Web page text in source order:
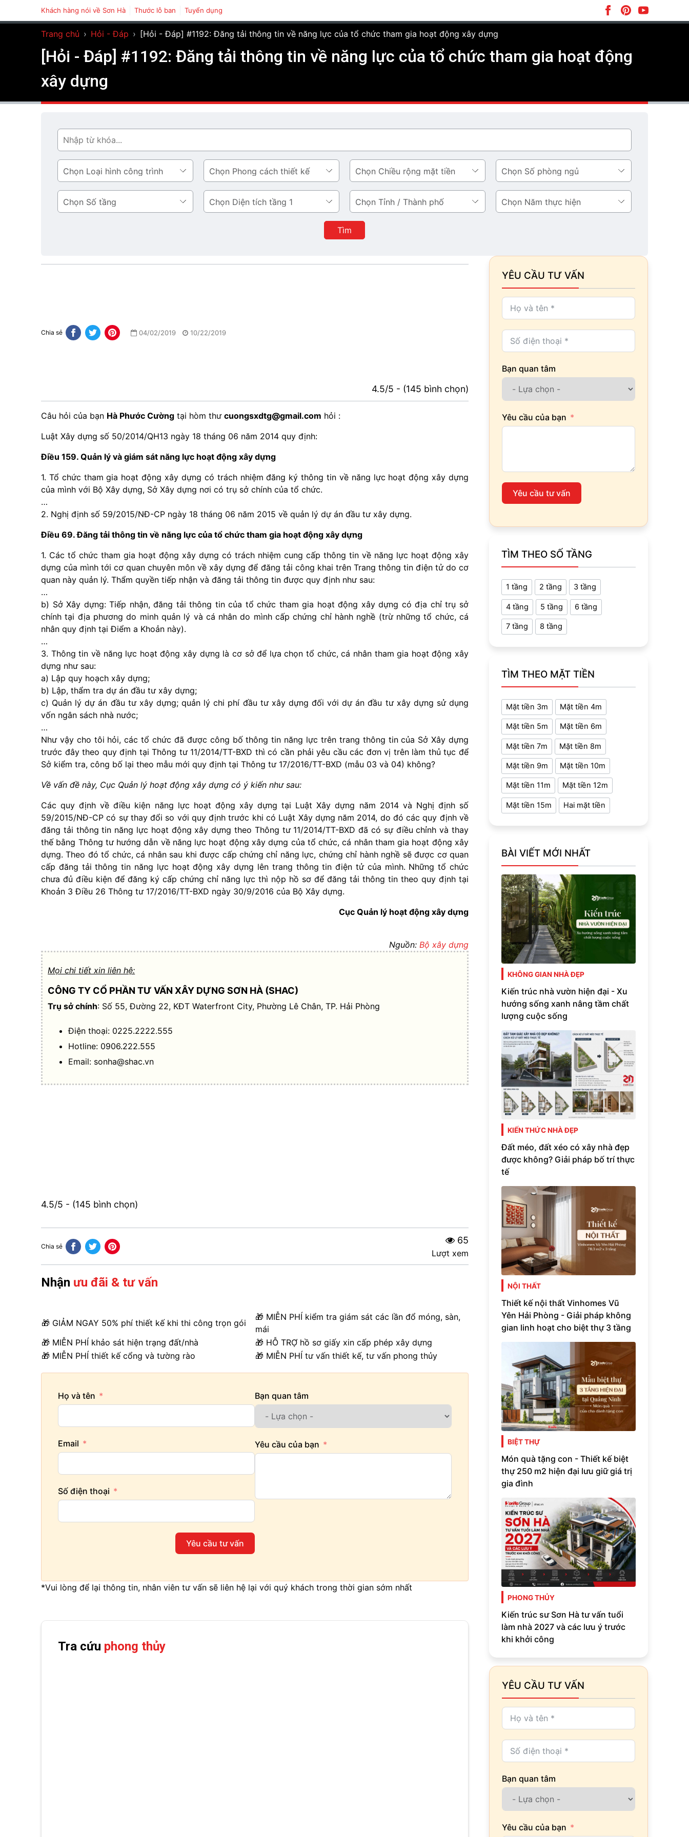
Khách hàng nói về Sơn Hà Thước lỗ ban Tuyển dụng
Trang chủ › Hỏi - Đáp › [Hỏi - Đáp] #1192: Đăng tải thông tin về năng lực của tổ chức tham gia hoạt động xây dựng
[Hỏi - Đáp] #1192: Đăng tải thông tin về năng lực của tổ chức tham gia hoạt động
xây dựng
Tìm
Loại
hình
công
trình
Phong
cách
thiết
kế
Chiều
rộng
mặt
tiền
Số
phòng
ngủ
Số
tầng
Diện
tích
Tỉnh
/
Thành
phố
Năm
thực
Tìm
Chia sẻ 04/02/2019 10/22/2019
4.5/5 - (145 bình chọn)
Câu hỏi của bạn Hà Phước Cường tại hòm thư cuongsxdtg@gmail.com hỏi :
Luật Xây dựng số 50/2014/QH13 ngày 18 tháng 06 năm 2014 quy định:
Điều 159. Quản lý và giám sát năng lực hoạt động xây dựng
1. Tổ chức tham gia hoạt động xây dựng có trách nhiệm đăng ký thông tin về năng lực hoạt động xây dựng
của mình với Bộ Xây dựng, Sở Xây dựng nơi có trụ sở chính của tổ chức.
…
2. Nghị định số 59/2015/NĐ-CP ngày 18 tháng 06 năm 2015 về quản lý dự án đầu tư xây dựng.
Điều 69. Đăng tải thông tin về năng lực của tổ chức tham gia hoạt động xây dựng
1. Các tổ chức tham gia hoạt động xây dựng có trách nhiệm cung cấp thông tin về năng lực hoạt động xây
dựng của mình tới cơ quan chuyên môn về xây dựng để đăng tải công khai trên Trang thông tin điện tử do cơ
quan này quản lý. Thẩm quyền tiếp nhận và đăng tải thông tin được quy định như sau:
…
b) Sở Xây dựng: Tiếp nhận, đăng tải thông tin của tổ chức tham gia hoạt động xây dựng có địa chỉ trụ sở
chính tại địa phương do minh quản lý và cá nhân do mình cấp chứng chỉ hành nghề (trừ những tổ chức, cá
nhân quy định tại Điểm a Khoản này).
…
3. Thông tin về năng lực hoạt động xây dựng là cơ sở để lựa chọn tổ chức, cá nhân tham gia hoạt động xây
dựng như sau:
a) Lập quy hoạch xây dựng;
b) Lập, thẩm tra dự án đầu tư xây dựng;
c) Quản lý dự án đầu tư xây dựng; quản lý chi phí đầu tư xây dựng đối với dự án đầu tư xây dựng sử dụng
vốn ngân sách nhà nước;
…
Như vậy cho tôi hỏi, các tổ chức đã được công bố thông tin năng lực trên trang thông tin của Sở Xây dựng
trước đây theo quy định tại Thông tư 11/2014/TT-BXD thì có cần phải yêu cầu các đơn vị trên làm thủ tục để
Sở kiểm tra, công bố lại theo mẫu mới quy định tại Thông tư 17/2016/TT-BXD (mẫu 03 và 04) không?
Về vấn đề này, Cục Quản lý hoạt động xây dựng có ý kiến như sau:
Các quy định về điều kiện năng lực hoạt động xây dựng tại Luật Xây dựng năm 2014 và Nghị định số
59/2015/NĐ-CP có sự thay đổi so với quy định trước khi có Luật Xây dựng năm 2014, do đó các quy định về
đăng tải thông tin năng lực hoạt động xây dựng theo Thông tư 11/2014/TT-BXD đã có sự điều chỉnh và thay
thế bằng Thông tư hướng dẫn về năng lực hoạt động xây dựng của tổ chức, cá nhân tham gia hoạt động xây
dựng. Theo đó tổ chức, cá nhân sau khi được cấp chứng chỉ năng lực, chứng chỉ hành nghề sẽ được cơ quan
cấp đăng tải thông tin năng lực hoạt động xây dựng lên trang thông tin điện tử của mình. Những tổ chức
chưa đủ điều kiện để đăng ký cấp chứng chỉ năng lực thì nộp hồ sơ để đăng tải thông tin theo quy định tại
Khoản 3 Điều 26 Thông tư 17/2016/TT-BXD ngày 30/9/2016 của Bộ Xây dựng.
Cục Quản lý hoạt động xây dựng
Nguồn: Bộ xây dựng
Mọi chi tiết xin liên hệ:
CÔNG TY CỔ PHẦN TƯ VẤN XÂY DỰNG SƠN HÀ (SHAC)
Trụ sở chính: Số 55, Đường 22, KĐT Waterfront City, Phường Lê Chân, TP. Hải Phòng
Điện thoại: 0225.2222.555
Hotline: 0906.222.555
Email: sonha@shac.vn
4.5/5 - (145 bình chọn)
Chia sẻ
65
Lượt xem
Nhận ưu đãi & tư vấn
🎁 GIẢM NGAY 50% phí thiết kế khi thi công trọn gói
🎁 MIỄN PHÍ kiểm tra giám sát các lần đổ móng, sàn,
mái
🎁 MIỄN PHÍ khảo sát hiện trạng đất/nhà
🎁 HỖ TRỢ hồ sơ giấy xin cấp phép xây dựng
🎁 MIỄN PHÍ thiết kế cổng và tường rào
🎁 MIỄN PHÍ tư vấn thiết kế, tư vấn phong thủy
Họ và tên
Email
Số điện thoại
Yêu cầu tư vấn
Bạn quan tâm
Yêu cầu của bạn
*Vui lòng để lại thông tin, nhân viên tư vấn sẽ liên hệ lại với quý khách trong thời gian sớm nhất
Tra cứu phong thủy
YÊU CẦU TƯ VẤN
Bạn quan tâm
Yêu cầu của bạn
Yêu cầu tư vấn
TÌM THEO SỐ TẦNG
1 tầng 2 tầng 3 tầng
4 tầng 5 tầng 6 tầng
7 tầng 8 tầng
TÌM THEO MẶT TIỀN
Mặt tiền 3m Mặt tiền 4m
Mặt tiền 5m Mặt tiền 6m
Mặt tiền 7m Mặt tiền 8m
Mặt tiền 9m Mặt tiền 10m
Mặt tiền 11m Mặt tiền 12m
Mặt tiền 15m Hai mặt tiền
BÀI VIẾT MỚI NHẤT
KHÔNG GIAN NHÀ ĐẸP
Kiến trúc nhà vườn hiện đại - Xu
hướng sống xanh nâng tầm chất
lượng cuộc sống
KIẾN THỨC NHÀ ĐẸP
Đất méo, đất xéo có xây nhà đẹp
được không? Giải pháp bố trí thực
tế
NỘI THẤT
Thiết kế nội thất Vinhomes Vũ
Yên Hải Phòng - Giải pháp không
gian linh hoạt cho biệt thự 3 tầng
BIỆT THỰ
Món quà tặng con - Thiết kế biệt
thự 250 m2 hiện đại lưu giữ giá trị
gia đình
PHONG THỦY
Kiến trúc sư Sơn Hà tư vấn tuổi
làm nhà 2027 và các lưu ý trước
khi khởi công
YÊU CẦU TƯ VẤN
Bạn quan tâm
Yêu cầu của bạn